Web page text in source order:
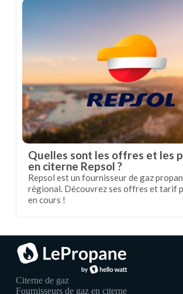
Quelles sont les offres et les
en citerne Repsol ?
Repsol est un fournisseur de gaz
régional. Découvrez ses offres et tarif
en cours !
Citerne de gaz
Fournisseurs de gaz en citerne